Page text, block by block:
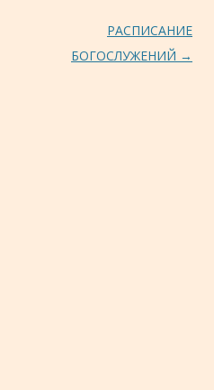
РАСПИСАНИЕ
БОГОСЛУЖЕНИЙ →